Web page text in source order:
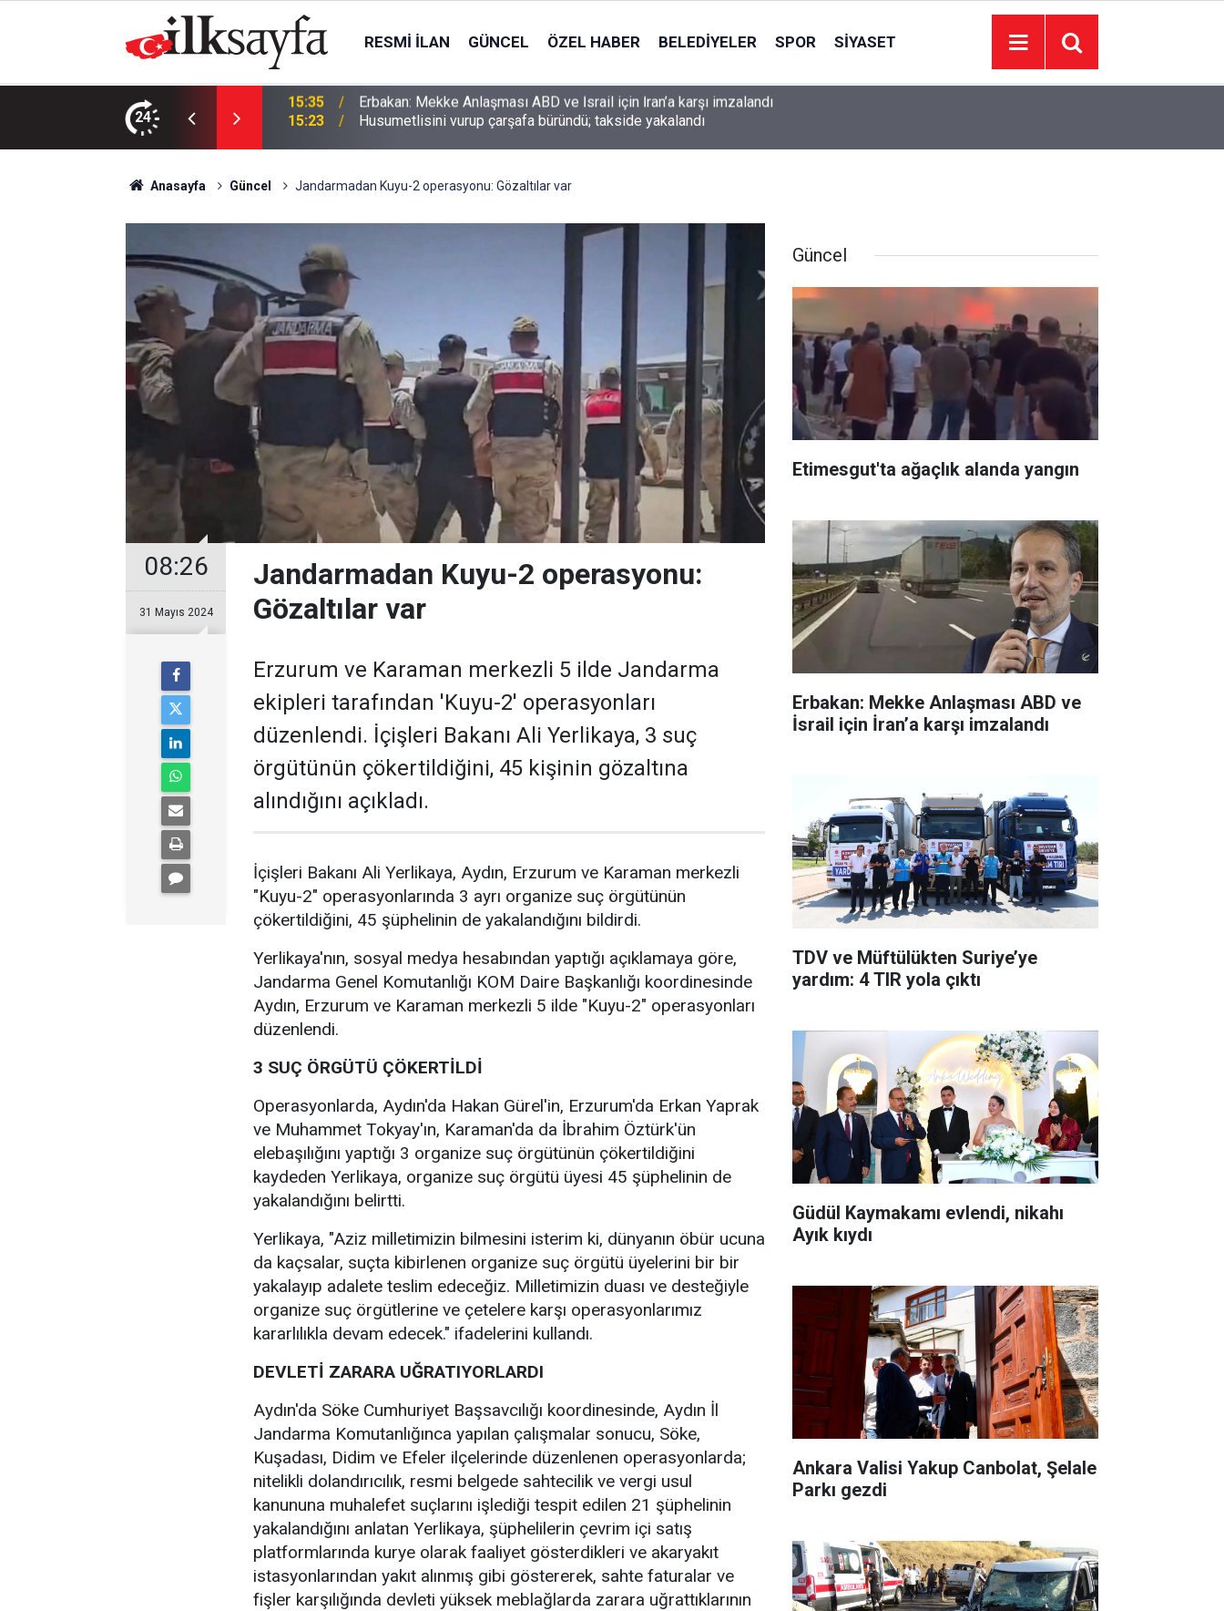
RESMI İLAN GÜNCEL ÖZEL HABER BELEDIYELER SPOR SIYASET
24
İsrail için İran’a karşı imzalandı 15:23 Husumetlisini vurup çarşafa büründü; takside yakalandı
Anasayfa Güncel Jandarmadan Kuyu-2 operasyonu: Gözaltılar var
08:26
31 Mayıs 2024
Jandarmadan Kuyu-2 operasyonu:
Gözaltılar var
Erzurum ve Karaman merkezli 5 ilde Jandarma
ekipleri tarafından 'Kuyu-2' operasyonları
düzenlendi. İçişleri Bakanı Ali Yerlikaya, 3 suç
örgütünün çökertildiğini, 45 kişinin gözaltına
alındığını açıkladı.
İçişleri Bakanı Ali Yerlikaya, Aydın, Erzurum ve Karaman merkezli
"Kuyu-2" operasyonlarında 3 ayrı organize suç örgütünün
çökertildiğini, 45 şüphelinin de yakalandığını bildirdi.
Yerlikaya'nın, sosyal medya hesabından yaptığı açıklamaya göre,
Jandarma Genel Komutanlığı KOM Daire Başkanlığı koordinesinde
Aydın, Erzurum ve Karaman merkezli 5 ilde "Kuyu-2" operasyonları
düzenlendi.
3 SUÇ ÖRGÜTÜ ÇÖKERTİLDİ
Operasyonlarda, Aydın'da Hakan Gürel'in, Erzurum'da Erkan Yaprak
ve Muhammet Tokyay'ın, Karaman'da da İbrahim Öztürk'ün
elebaşılığını yaptığı 3 organize suç örgütünün çökertildiğini
kaydeden Yerlikaya, organize suç örgütü üyesi 45 şüphelinin de
yakalandığını belirtti.
Yerlikaya, "Aziz milletimizin bilmesini isterim ki, dünyanın öbür ucuna
da kaçsalar, suçta kibirlenen organize suç örgütü üyelerini bir bir
yakalayıp adalete teslim edeceğiz. Milletimizin duası ve desteğiyle
organize suç örgütlerine ve çetelere karşı operasyonlarımız
kararlılıkla devam edecek." ifadelerini kullandı.
DEVLETİ ZARARA UĞRATIYORLARDI
Aydın'da Söke Cumhuriyet Başsavcılığı koordinesinde, Aydın İl
Jandarma Komutanlığınca yapılan çalışmalar sonucu, Söke,
Kuşadası, Didim ve Efeler ilçelerinde düzenlenen operasyonlarda;
nitelikli dolandırıcılık, resmi belgede sahtecilik ve vergi usul
kanununa muhalefet suçlarını işlediği tespit edilen 21 şüphelinin
yakalandığını anlatan Yerlikaya, şüphelilerin çevrim içi satış
platformlarında kurye olarak faaliyet gösterdikleri ve akaryakıt
istasyonlarından yakıt alınmış gibi göstererek, sahte faturalar ve
fişler karşılığında devleti yüksek meblağlarda zarara uğrattıklarının
Güncel
Etimesgut'ta ağaçlık alanda yangın
Erbakan: Mekke Anlaşması ABD ve
İsrail için İran’a karşı imzalandı
TDV ve Müftülükten Suriye’ye
yardım: 4 TIR yola çıktı
Güdül Kaymakamı evlendi, nikahı
Ayık kıydı
Ankara Valisi Yakup Canbolat, Şelale
Parkı gezdi